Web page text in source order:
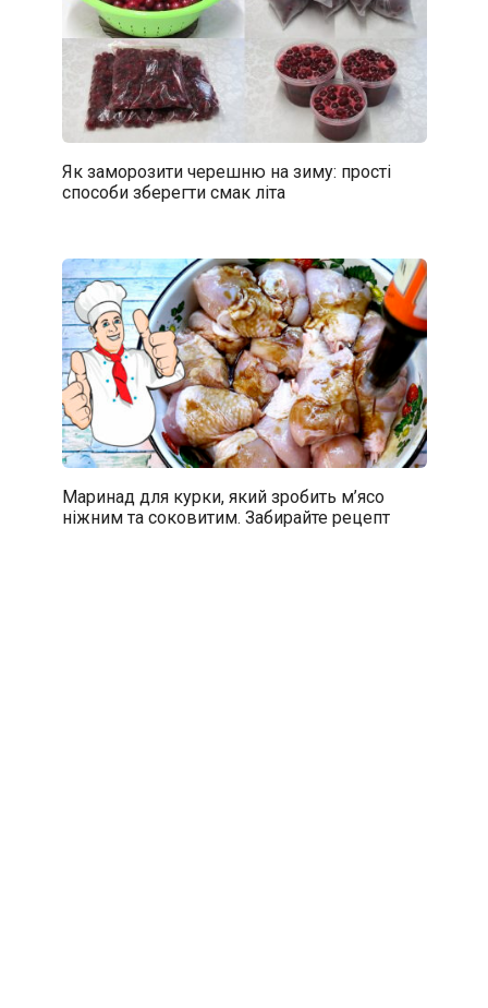
Як заморозити черешню на зиму: прості
способи зберегти смак літа
Маринад для курки, який зробить м’ясо
ніжним та соковитим. Забирайте рецепт